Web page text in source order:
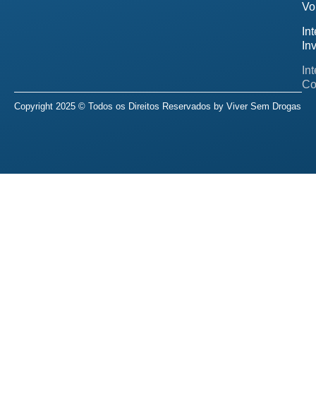
Copyright 2025 © Todos os Direitos Reservados by Viver Sem Drogas